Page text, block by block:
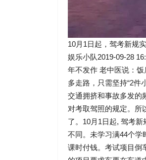
10月1日起，驾考新规
娱乐小队2019-09-28
年不发作 老中医说：
多走路，只需坚持“2件
交通拥挤和事故多发的
对考取驾照的规定。所
了。10月1日起, 驾考
不同。未学习满44个学
课时付钱。考试项目倒